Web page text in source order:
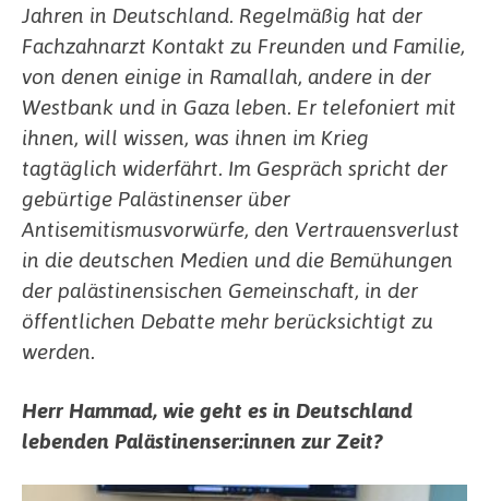
Jahren in Deutschland. Regelmäßig hat der
Fachzahnarzt Kontakt zu Freunden und Familie,
von denen einige in Ramallah, andere in der
Westbank und in Gaza leben. Er telefoniert mit
ihnen, will wissen, was ihnen im Krieg
tagtäglich widerfährt. Im Gespräch spricht der
gebürtige Palästinenser über
Antisemitismusvorwürfe, den Vertrauensverlust
in die deutschen Medien und die Bemühungen
der palästinensischen Gemeinschaft, in der
öffentlichen Debatte mehr berücksichtigt zu
werden.
Herr Hammad, wie geht es in Deutschland
lebenden Palästinenser:innen zur Zeit?